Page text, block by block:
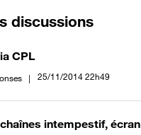
discussions
CPL
‎25/11/2014 22h49
intempestif, écran